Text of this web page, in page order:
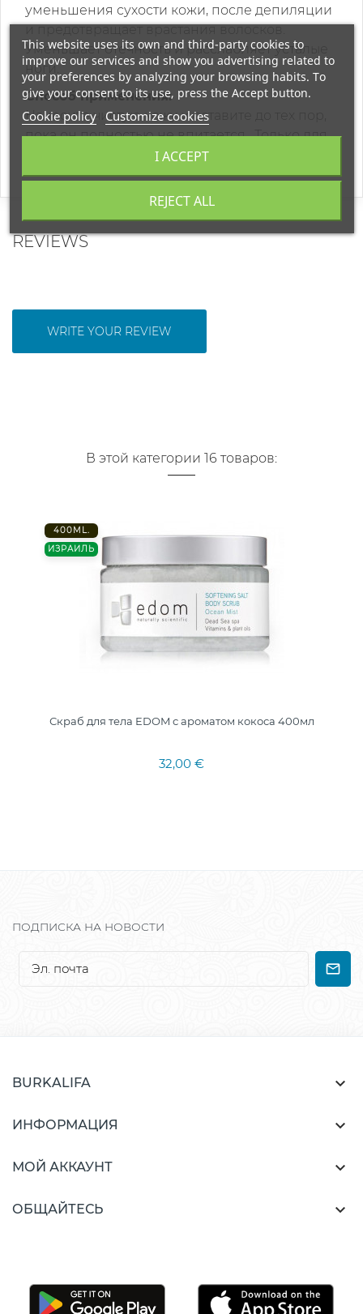
уменьшения сухости кожи, после депиляции
Уменьшает отечность и расслабляет усталые
ноги.
Способ применения:
Нанесите чистую кожу и оставите до тех пор,
пока он полностью не впитается. Только для
внешнего использования.
REVIEWS
WRITE YOUR REVIEW
В этой категории 16 товаров:
400ML.
ИЗРАИЛЬ
Скраб для тела EDOM с ароматом кокоса 400мл
32,00 €
ПОДПИСКА НА НОВОСТИ
BURKALIFA 
ИНФОРМАЦИЯ 
МОЙ АККАУНТ 
ОБЩАЙТЕСЬ 
This website uses its own and third-party cookies to
improve our services and show you advertising related to
your preferences by analyzing your browsing habits. To
give your consent to its use, press the Accept button.
Cookie policy Customize cookies
REJECT ALL
I ACCEPT